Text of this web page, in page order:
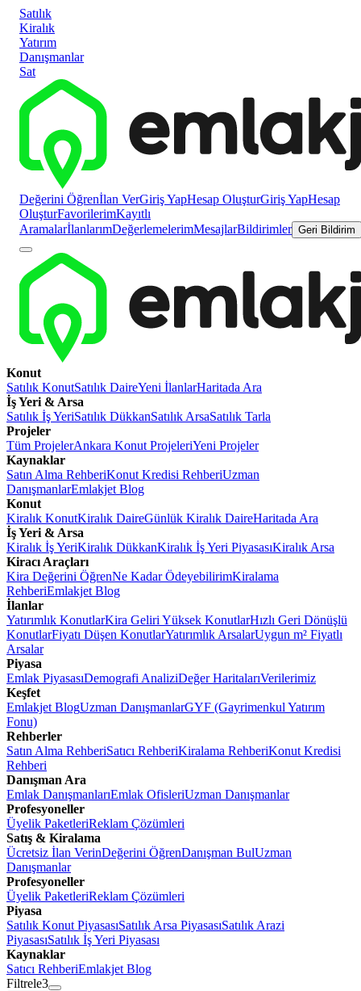
Satılık
Kiralık
Yatırım
Danışmanlar
Sat
Değerini Öğrenİlan VerGiriş YapHesap OluşturGiriş YapHesap
OluşturFavorilerimKayıtlı
AramalarİlanlarımDeğerlemelerimMesajlarBildirimler Geri Bildirim
Konut
Satılık KonutSatılık DaireYeni İlanlarHaritada Ara
İş Yeri & Arsa
Satılık İş YeriSatılık DükkanSatılık ArsaSatılık Tarla
Projeler
Tüm ProjelerAnkara Konut ProjeleriYeni Projeler
Kaynaklar
Satın Alma RehberiKonut Kredisi RehberiUzman
DanışmanlarEmlakjet Blog
Konut
Kiralık KonutKiralık DaireGünlük Kiralık DaireHaritada Ara
İş Yeri & Arsa
Kiralık İş YeriKiralık DükkanKiralık İş Yeri PiyasasıKiralık Arsa
Kiracı Araçları
Kira Değerini ÖğrenNe Kadar ÖdeyebilirimKiralama
RehberiEmlakjet Blog
İlanlar
Yatırımlık KonutlarKira Geliri Yüksek KonutlarHızlı Geri Dönüşlü
KonutlarFiyatı Düşen KonutlarYatırımlık ArsalarUygun m² Fiyatlı
Arsalar
Piyasa
Emlak PiyasasıDemografi AnaliziDeğer HaritalarıVerilerimiz
Keşfet
Emlakjet BlogUzman DanışmanlarGYF (Gayrimenkul Yatırım
Fonu)
Rehberler
Satın Alma RehberiSatıcı RehberiKiralama RehberiKonut Kredisi
Rehberi
Danışman Ara
Emlak DanışmanlarıEmlak OfisleriUzman Danışmanlar
Profesyoneller
Üyelik PaketleriReklam Çözümleri
Satış & Kiralama
Ücretsiz İlan VerinDeğerini ÖğrenDanışman BulUzman
Danışmanlar
Profesyoneller
Üyelik PaketleriReklam Çözümleri
Piyasa
Satılık Konut PiyasasıSatılık Arsa PiyasasıSatılık Arazi
PiyasasıSatılık İş Yeri Piyasası
Kaynaklar
Satıcı RehberiEmlakjet Blog
Filtrele3